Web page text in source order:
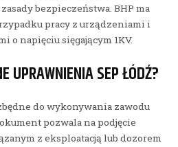
bezpieczeństwa. BHP ma
pracy z urządzeniami i
o napięciu sięgającym 1KV.
UPRAWNIENIA SEP ŁÓDŹ?
do wykonywania zawodu
pozwala na podjęcie
z eksploatacją lub dozorem